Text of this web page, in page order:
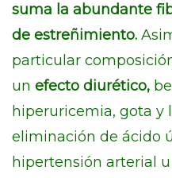
suma la abundante
de estreñimiento.
particular
un efecto diurético,
hiperuricemia, gota y
eliminación de ácido
hipertensión arterial